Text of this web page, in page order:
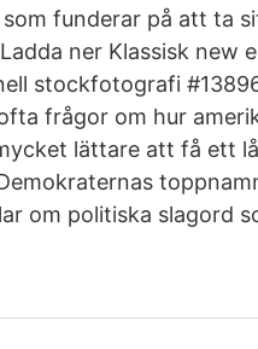
funderar på att ta
ner Klassisk new
stockfotografi
frågor om hur
lättare att få ett
om politiska slagord